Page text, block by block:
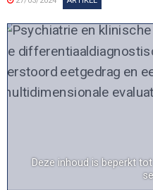
Deze inhoud is beperkt